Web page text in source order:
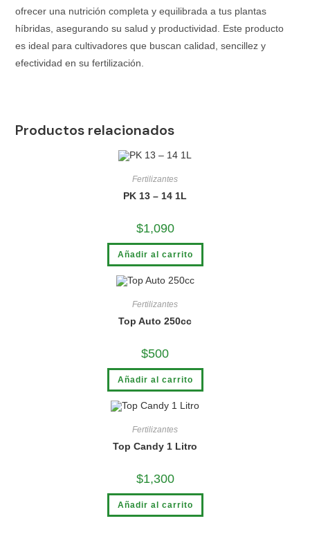
ofrecer una nutrición completa y equilibrada a tus plantas
híbridas, asegurando su salud y productividad. Este producto
es ideal para cultivadores que buscan calidad, sencillez y
efectividad en su fertilización.
Productos relacionados
Fertilizantes
PK 13 – 14 1L
$1,090
Añadir al carrito
Fertilizantes
Top Auto 250cc
$500
Añadir al carrito
Fertilizantes
Top Candy 1 Litro
$1,300
Añadir al carrito